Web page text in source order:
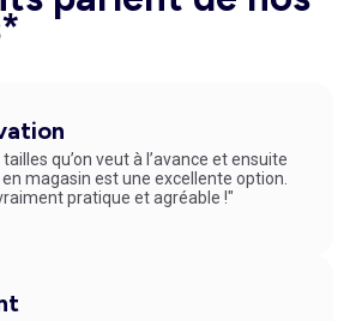
qu’on veut à l’avance et ensuite
magasin est une excellente option.
pratique et agréable !"